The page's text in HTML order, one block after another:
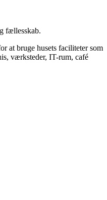
fællesskab.
at bruge husets faciliteter som
værksteder, IT-rum, café